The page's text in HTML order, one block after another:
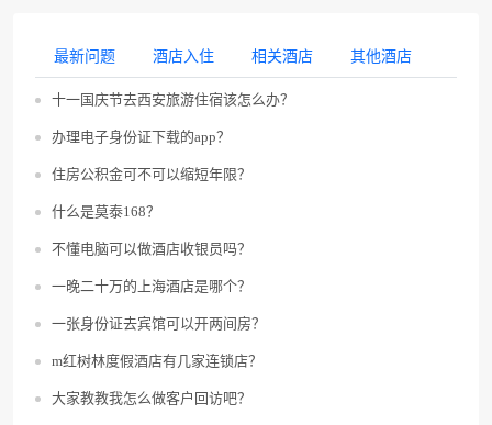
最新问题 酒店入住 相关酒店 其他酒店
十一国庆节去西安旅游住宿该怎么办？
办理电子身份证下载的app？
住房公积金可不可以缩短年限？
什么是莫泰168？
不懂电脑可以做酒店收银员吗？
一晚二十万的上海酒店是哪个？
一张身份证去宾馆可以开两间房？
m红树林度假酒店有几家连锁店？
大家教教我怎么做客户回访吧？